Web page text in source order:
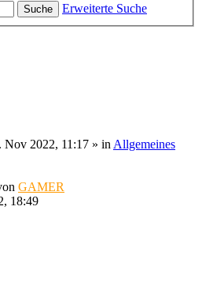
Suche
Erweiterte Suche
Nov 2022, 11:17 » in Allgemeines
GAMER
18:49